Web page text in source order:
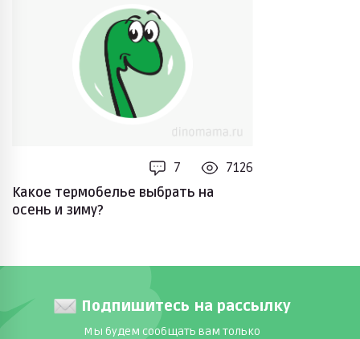
7
7126
Какое термобелье выбрать на
осень и зиму?
Подпишитесь на рассылку
Мы будем сообщать вам только